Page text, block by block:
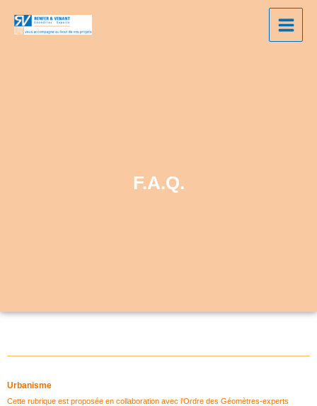
contenu
F.A.Q.
Urbanisme
Cette rubrique est proposée en collaboration avec l’Ordre des Géomètres-experts